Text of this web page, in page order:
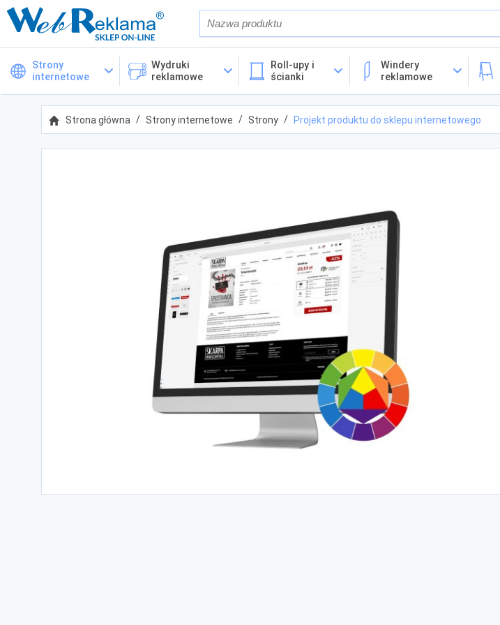
Również w opisach
Cena
Kategorie
Strony
internetowe
Wydruki
reklamowe
Roll-upy i
ścianki
Windery
reklamowe
Strona główna Strony internetowe Strony Projekt produktu do sklepu internetowego